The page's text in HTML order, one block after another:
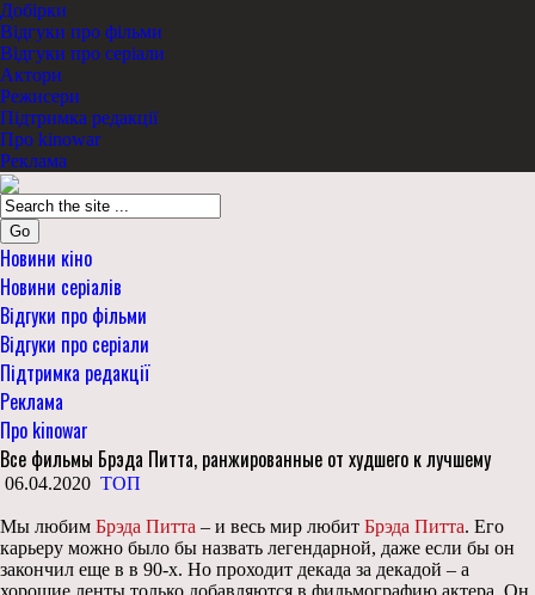
Добірки
Відгуки про фільми
Відгуки про серіали
Актори
Режисери
Підтримка редакції
Про kinowar
Реклама
Go
Новини кіно
Новини серіалів
Відгуки про фільми
Відгуки про серіали
Підтримка редакції
Реклама
Про kinowar
Все фильмы Брэда Питта, ранжированные от худшего к лучшему
06.04.2020 ТОП
Мы любим Брэда Питта – и весь мир любит Брэда Питта. Его
карьеру можно было бы назвать легендарной, даже если бы он
закончил еще в в 90-х. Но проходит декада за декадой – а
хорошие ленты только добавляются в фильмографию актера. Он